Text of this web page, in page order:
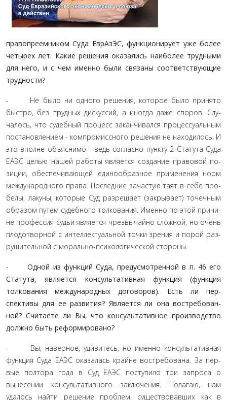
правопреемником Суда ЕврАзЭС, функционирует уже более
четырех лет. Какие решения оказались наиболее трудными
для него, и с чем именно были связаны соответствующие
трудности?
- Не было ни одного решения, которое было принято
быстро, без трудных дискуссий, а иногда даже споров. Слу­
чалось, что судебный процесс заканчивался процессуальным
постановлением - компромиссного решения не находилось. И
это вполне объяснимо - ведь согласно пункту 2 Статута Суда
ЕАЭС целью нашей работы является создание правовой по­
зиции, обеспечивающей единообразное применения норм
международного права. Последние зачастую таят в себе про­
белы, лакуны, которые Суд разрешает (закрывает) точечным
образом путем судебного толкования. Именно по этой причи­
не профессия судьи является чрезвычайно сложной, но очень
плодотворной с интеллектуальной точки зрения и порой раз­
рушительной с морально-психологической стороны.
- Одной из функций Суда, предусмотренной в п. 46 его
Статута, является консультативная функция (функ­ция
толкования международных договоров). Есть ли пер­
спективы для ее развития? Является ли она востребован­
ной? Считаете ли Вы, что консультативное производство
должно быть реформировано?
- Вы, наверное, удивитесь, но именно консультативная
функция Суда ЕАЭС оказалась крайне востребована. За пер­
вые полтора года в Суд ЕАЭС поступило три запроса о
вынесе­нии консультативного заключения. Полагаю, нам
удалось най­ти решение проблем, существовавших как в